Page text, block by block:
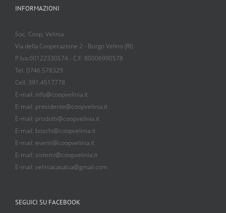
INFORMAZIONI
Soc. Coop. Velinia
Via della Cooperazione 2 - Borgo Velino (RI)
P.Iva 00122330574 - C.F. 80006990578
Tel. 0746.578329
Cell. 391.4517778
E-mail: info@coopvelinia.it
E-mail: presidente@coopvelinia.it
E-mail: prodotti@coopvelinia.it
E-mail: boschi@coopvelinia.it
E-mail: eventi@coopvelinia.it
E-mail: sistemi@coopvelinia.it
E-mail: veliniacasatua@gmail.com
SEGUICI SU FACEBOOK